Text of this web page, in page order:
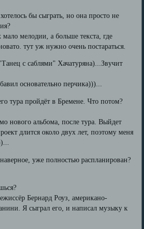
бы сыграть, но она просто не
мелодии, а больше текста, где
тут уж нужно очень постараться.
с саблями" Хачатуряна)...Звучит
основательно перчика)))...
тура пройдёт в Бремене. Что потом?
альбома, после тура. Выйдет
длится около двух лет, поэтому меня
уже полностью распланирован?
Бернард Роуз, американо-
Я сыграл его, и написал музыку к